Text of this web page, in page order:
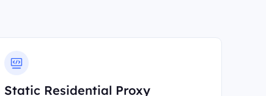
Static Residential Proxy